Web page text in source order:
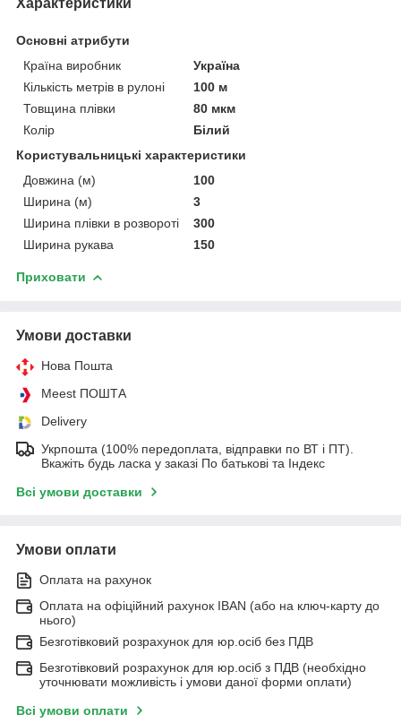
Основні атрибути
Країна виробник
Україна
Кількість метрів в рулоні
100 м
Товщина плівки
80 мкм
Колір
Білий
Користувальницькі характеристики
Довжина (м)
100
Ширина (м)
3
Ширина плівки в розвороті
300
Ширина рукава
150
Приховати
Умови доставки
Нова Пошта
Meest ПОШТА
Delivery
Укрпошта (100% передоплата, відправки по ВТ і ПТ).
Вкажіть будь ласка у заказі По батькові та Індекс
Всі умови доставки
Умови оплати
Оплата на рахунок
Оплата на офіційний рахунок IBAN (або на ключ-карту до
нього)
Безготівковий розрахунок для юр.осіб без ПДВ
Безготівковий розрахунок для юр.осіб з ПДВ (необхідно
уточнювати можливість і умови даної форми оплати)
Всі умови оплати